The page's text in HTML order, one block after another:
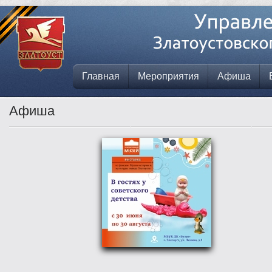
Главная Мероприятия Афиша
Афиша